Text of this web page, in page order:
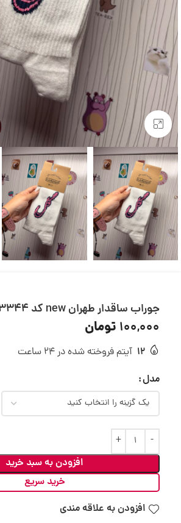
بزرگنمایی تصویر
جوراب ساقدار طهران new کد 13344
100,000 تومان
12 آیتم فروخته شده در 24 ساعت
مدل
افزودن به سبد خرید
خرید سریع
افزودن به علاقه مندی